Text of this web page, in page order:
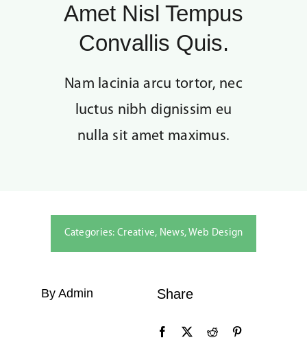
Amet Nisl Tempus
Convallis Quis.
Nam lacinia arcu tortor, nec
luctus nibh dignissim eu
nulla sit amet maximus.
Categories: Creative, News, Web Design
By Admin Share